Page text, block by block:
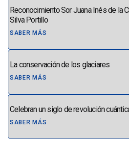
Reconocimiento Sor Juana Inés de la
Silva Portillo
SABER MÁS
La conservación de los glaciares
SABER MÁS
Celebran un siglo de revolución
SABER MÁS